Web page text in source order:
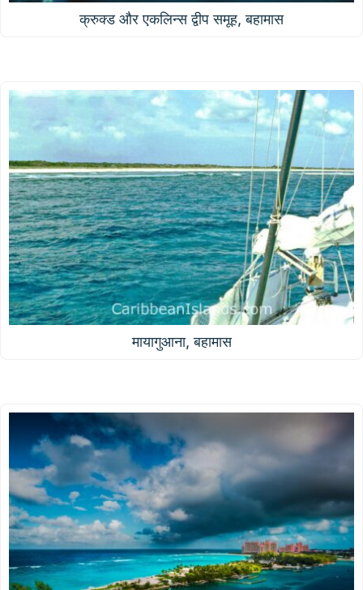
क्रुक्ड और एकलिन्स द्वीप समूह, बहामास
मायागुआना, बहामास